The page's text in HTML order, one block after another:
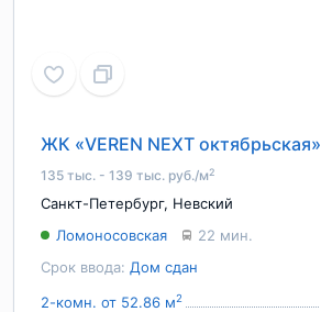
ЖК «VEREN NEXT октябрьская»
135 тыс. - 139 тыс. руб./м2
Санкт-Петербург, Невский
Срок ввода: Дом сдан
Ломоносовская 22 мин.
2-комн. от 52.86 м2